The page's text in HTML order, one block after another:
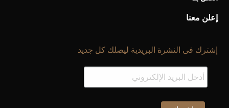
إعلن معنا
إشترك فى النشرة البريدية ليصلك كل جديد